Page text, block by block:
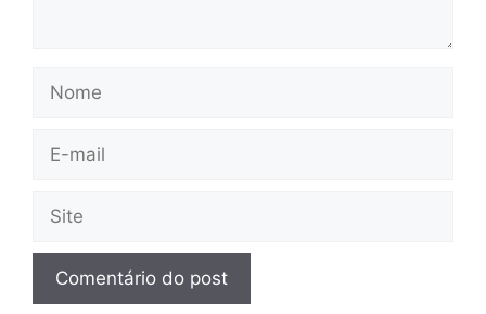
mail